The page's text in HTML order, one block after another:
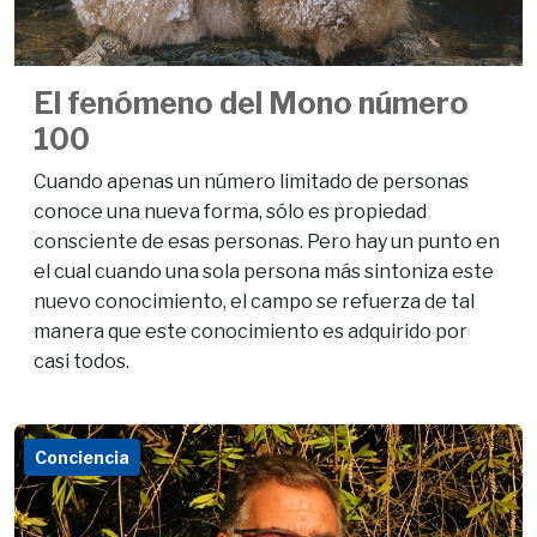
El fenómeno del Mono número
100
Cuando apenas un número limitado de personas
conoce una nueva forma, sólo es propiedad
consciente de esas personas. Pero hay un punto en
el cual cuando una sola persona más sintoniza este
nuevo conocimiento, el campo se refuerza de tal
manera que este conocimiento es adquirido por
casi todos.
Conciencia